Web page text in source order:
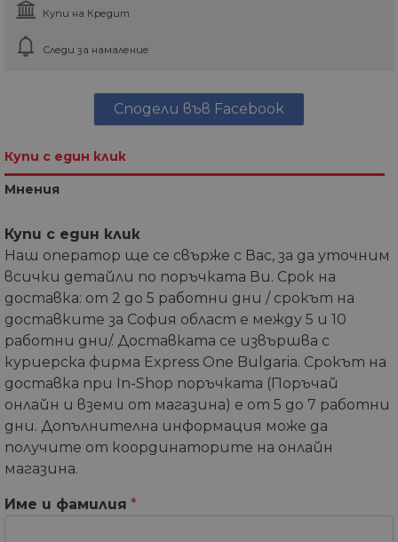
Купи на Кредит
Следи за намаление
Сподели във Facebook
Купи с един клик
Мнения
Купи с един клик
Наш оператор ще се свърже с Вас, за да уточним
всички детайли по поръчката Ви. Срок на
доставка: от 2 до 5 работни дни / срокът на
доставките за София област е между 5 и 10
работни дни/. Доставката се извършва с
куриерска фирма Express One Bulgaria. Срокът на
доставка при In-Shop поръчката (Поръчай
онлайн и вземи от магазина) е от 5 до 7 работни
дни. Допълнителна информация може да
получите от координаторите на онлайн
магазина.
Име и фамилия *